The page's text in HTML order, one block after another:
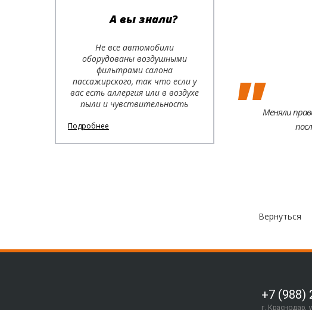
А вы знали?
Не все автомобили
оборудованы воздушными
фильтрами салона
пассажирского, так что если у
вас есть аллергия или в воздухе
пыли и чувствительность
Подробнее
Меняли
Вернуться
+7 (988)
г. Краснодар,